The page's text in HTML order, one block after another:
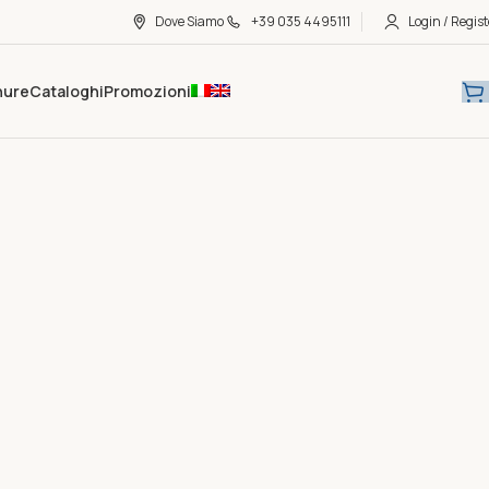
Dove Siamo +39 035 4495111 Login /
CataloghiPromozioni